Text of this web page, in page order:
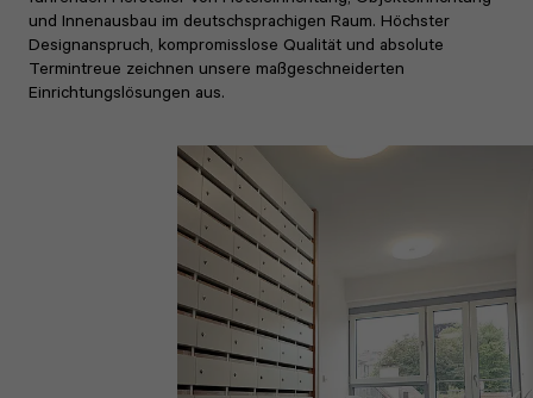
und Innenausbau im deutschsprachigen Raum. Höchster
Designanspruch, kompromisslose Qualität und absolute
Termintreue zeichnen unsere maßgeschneiderten
Einrichtungslösungen aus.